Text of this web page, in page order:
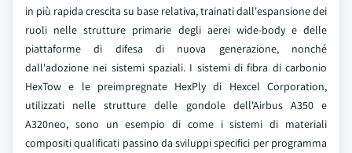
in più rapida crescita su base relativa, trainati dall'espansione dei
ruoli nelle strutture primarie degli aerei wide-body e delle
piattaforme di difesa di nuova generazione, nonché
dall'adozione nei sistemi spaziali. I sistemi di fibra di carbonio
HexTow e le preimpregnate HexPly di Hexcel Corporation,
utilizzati nelle strutture delle gondole dell'Airbus A350 e
A320neo, sono un esempio di come i sistemi di materiali
compositi qualificati passino da sviluppi specifici per programma